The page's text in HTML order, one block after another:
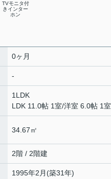
TVモニタ付
きインター
ホン
0ヶ月
-
1LDK
LDK 11.0帖 1室/洋室 6.0帖 1室
34.67㎡
2階 / 2階建
1995年2月(築31年)